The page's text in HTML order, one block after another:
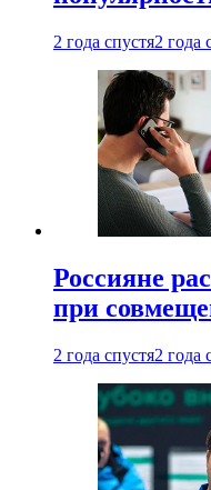
2 года спустя2 года
Россияне
при
2 года спустя2 года